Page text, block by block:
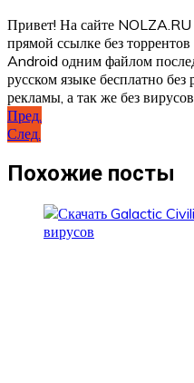
Привет! На сайте
прямой ссылке без
Android одним файлом
русском языке бесплатно
рекламы, а так же без
Навигация
по
записям
Пред.
След.
Похожие посты